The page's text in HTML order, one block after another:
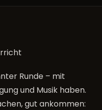
Runde – mit
und Musik haben.
gut ankommen: